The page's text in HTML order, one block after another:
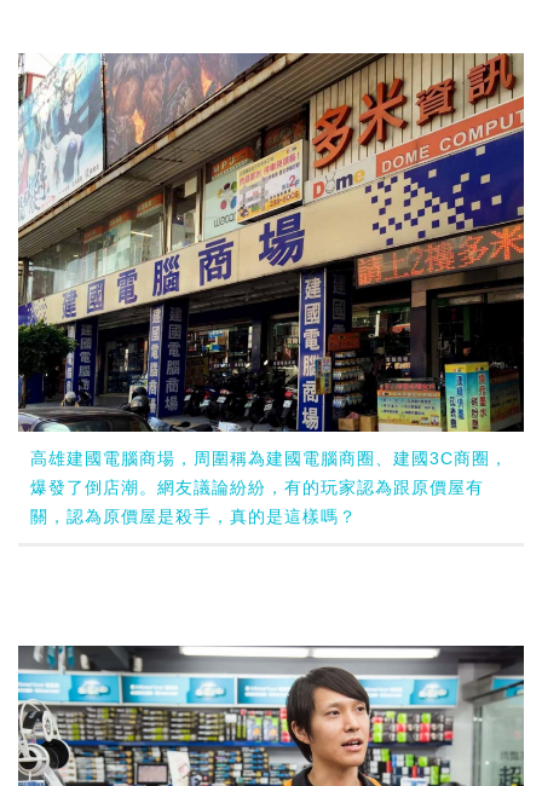
高雄建國電腦商場，周圍稱為建國電腦商圈、建國3C商圈，
爆發了倒店潮。網友議論紛紛，有的玩家認為跟原價屋有
關，認為原價屋是殺手，真的是這樣嗎？